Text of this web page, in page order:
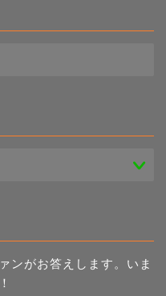
ンがお答えします。いま